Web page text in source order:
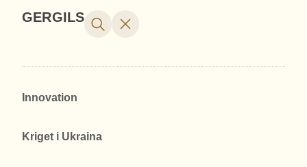
GERGILS
Innovation
Kriget i Ukraina